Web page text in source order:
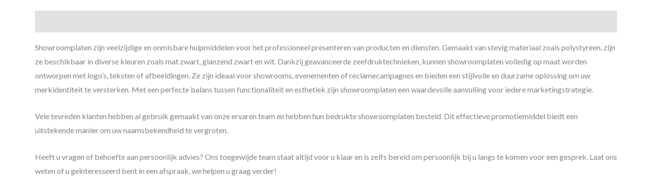
Showroomplaten zijn veelzijdige en onmisbare hulpmiddelen voor het professioneel presenteren van producten en diensten. Gemaakt van stevig materiaal zoals polystyreen, zijn
ze beschikbaar in diverse kleuren zoals mat zwart, glanzend zwart en wit. Dankzij geavanceerde zeefdruktechnieken, kunnen showroomplaten volledig op maat worden
ontworpen met logo’s, teksten of afbeeldingen. Ze zijn ideaal voor showrooms, evenementen of reclamecampagnes en bieden een stijlvolle en duurzame oplossing om uw
merkidentiteit te versterken. Met een perfecte balans tussen functionaliteit en esthetiek zijn showroomplaten een waardevolle aanvulling voor iedere marketingstrategie.
Vele tevreden klanten hebben al gebruik gemaakt van onze ervaren team en hebben hun bedrukte showroomplaten besteld. Dit effectieve promotiemiddel biedt een
uitstekende manier om uw naamsbekendheid te vergroten.
Heeft u vragen of behoefte aan persoonlijk advies? Ons toegewijde team staat altijd voor u klaar en is zelfs bereid om persoonlijk bij u langs te komen voor een gesprek. Laat ons
weten of u geïnteresseerd bent in een afspraak, we helpen u graag verder!